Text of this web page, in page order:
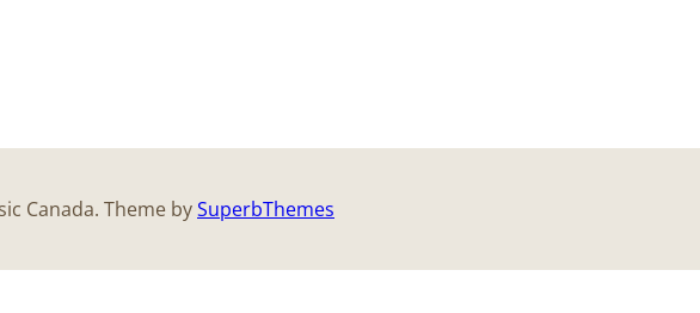
Canada. Theme bySuperbThemes